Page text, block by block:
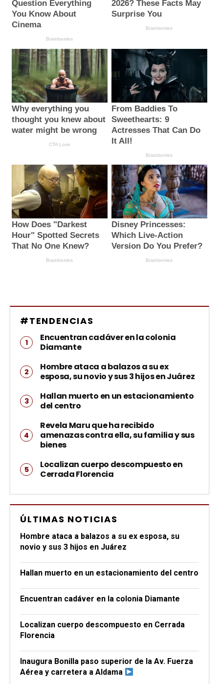
#TENDENCIAS
Encuentran cadáver en la colonia
Diamante
Hombre ataca a balazos a su ex
esposa, su novio y sus 3 hijos en Juárez
Hallan muerto en un estacionamiento
del centro
Revela Maru que ha recibido
amenazas contra ella, su familia y sus
bienes
Localizan cuerpo descompuesto en
Cerrada Florencia
ÚLTIMAS NOTICIAS
Hombre ataca a balazos a su ex esposa, su
novio y sus 3 hijos en Juárez
Hallan muerto en un estacionamiento del centro
Encuentran cadáver en la colonia Diamante
Localizan cuerpo descompuesto en Cerrada
Florencia
Inaugura Bonilla paso superior de la Av. Fuerza
Aérea y carretera a Aldama